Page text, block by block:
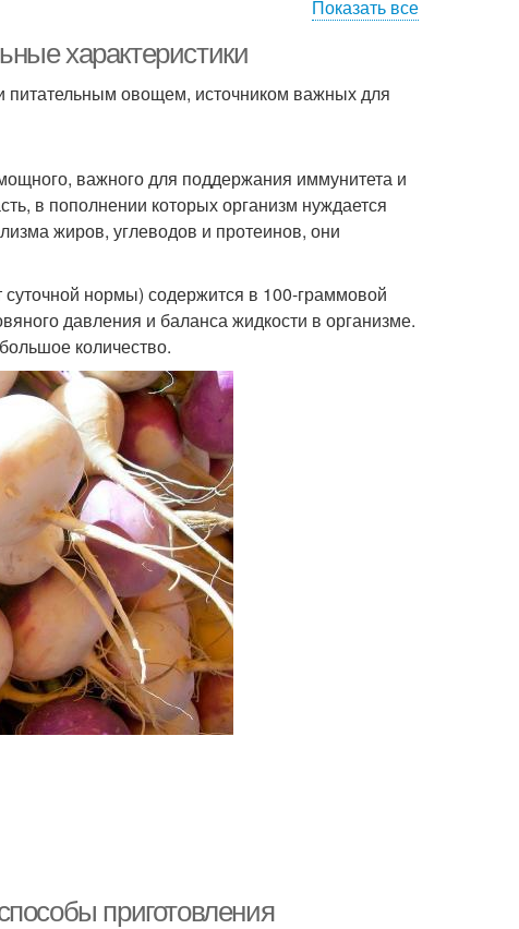
Показать все
характеристики
питательным овощем, источником важных для
важного для поддержания иммунитета и
в пополнении которых организм нуждается
жиров, углеводов и протеинов, они
нормы) содержится в 100-граммовой
давления и баланса жидкости в организме.
количество.
приготовления